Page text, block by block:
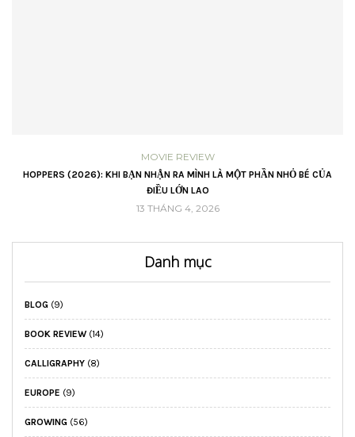
NHẬN RA MÌNH LÀ MỘT PHẦN NHỎ BÉ CỦA
LỜI HỨA CHO NĂM MỚI –
Danh mục
BLOG (9)
BOOK REVIEW (14)
CALLIGRAPHY (8)
EUROPE (9)
GROWING (56)